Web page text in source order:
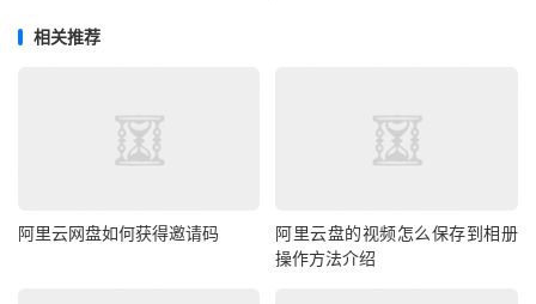
相关推荐
阿里云网盘如何获得邀请码
阿里云盘的视频怎么保存到相册
操作方法介绍